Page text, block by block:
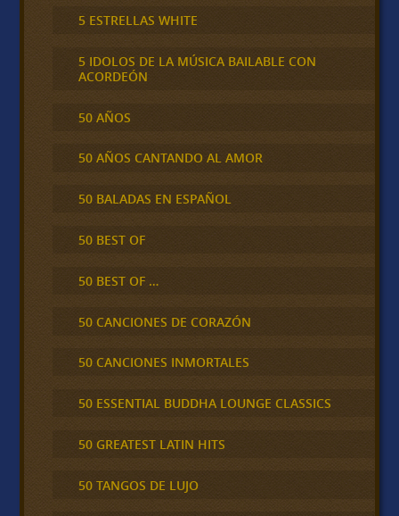
5 ESTRELLAS WHITE
5 IDOLOS DE LA MÚSICA BAILABLE CON
ACORDEÓN
50 AÑOS
50 AÑOS CANTANDO AL AMOR
50 BALADAS EN ESPAÑOL
50 BEST OF
50 BEST OF …
50 CANCIONES DE CORAZÓN
50 CANCIONES INMORTALES
50 ESSENTIAL BUDDHA LOUNGE CLASSICS
50 GREATEST LATIN HITS
50 TANGOS DE LUJO